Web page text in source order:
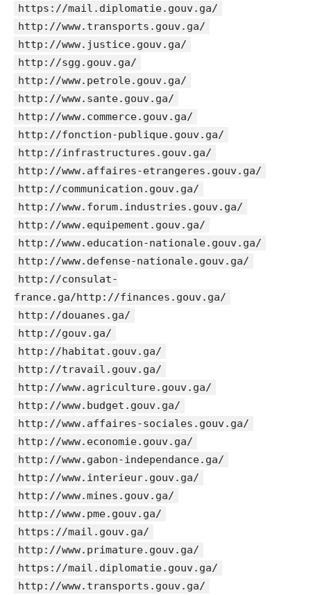
https://mail.diplomatie.gouv.ga/
http://www.transports.gouv.ga/
http://www.justice.gouv.ga/
http://sgg.gouv.ga/
http://www.petrole.gouv.ga/
http://www.sante.gouv.ga/
http://www.commerce.gouv.ga/
http://fonction-publique.gouv.ga/
http://infrastructures.gouv.ga/
http://www.affaires-etrangeres.gouv.ga/
http://communication.gouv.ga/
http://www.forum.industries.gouv.ga/
http://www.equipement.gouv.ga/
http://www.education-nationale.gouv.ga/
http://www.defense-nationale.gouv.ga/
http://consulat-
france.ga/http://finances.gouv.ga/
http://douanes.ga/
http://gouv.ga/
http://habitat.gouv.ga/
http://travail.gouv.ga/
http://www.agriculture.gouv.ga/
http://www.budget.gouv.ga/
http://www.affaires-sociales.gouv.ga/
http://www.economie.gouv.ga/
http://www.gabon-independance.ga/
http://www.interieur.gouv.ga/
http://www.mines.gouv.ga/
http://www.pme.gouv.ga/
https://mail.gouv.ga/
http://www.primature.gouv.ga/
https://mail.diplomatie.gouv.ga/
http://www.transports.gouv.ga/